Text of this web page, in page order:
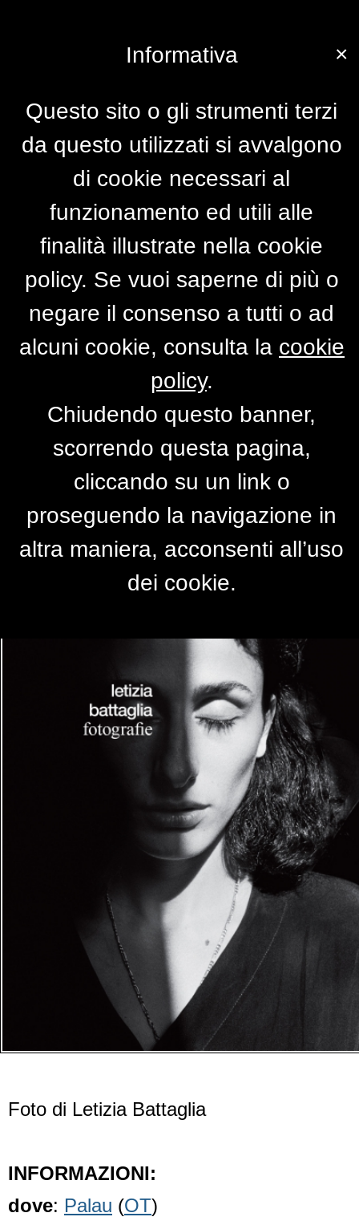
Fotografie
10-30 Settembre 2015
Foto di Letizia Battaglia
INFORMAZIONI:
dove: Palau (OT)
×
Informativa
Questo sito o gli strumenti terzi
da questo utilizzati si avvalgono
di cookie necessari al
funzionamento ed utili alle
finalità illustrate nella cookie
policy. Se vuoi saperne di più o
negare il consenso a tutti o ad
alcuni cookie, consulta la cookie
policy.
Chiudendo questo banner,
scorrendo questa pagina,
cliccando su un link o
proseguendo la navigazione in
altra maniera, acconsenti all’uso
dei cookie.